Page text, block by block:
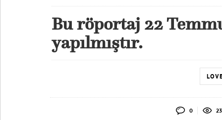
Bu röportaj 22
yapılmıştır.
0